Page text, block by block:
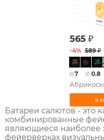
565 ₽
-4% 589₽
7 0.8
Батареи салютов - это
комбинированные
являющиеся наиболее
фейерверках